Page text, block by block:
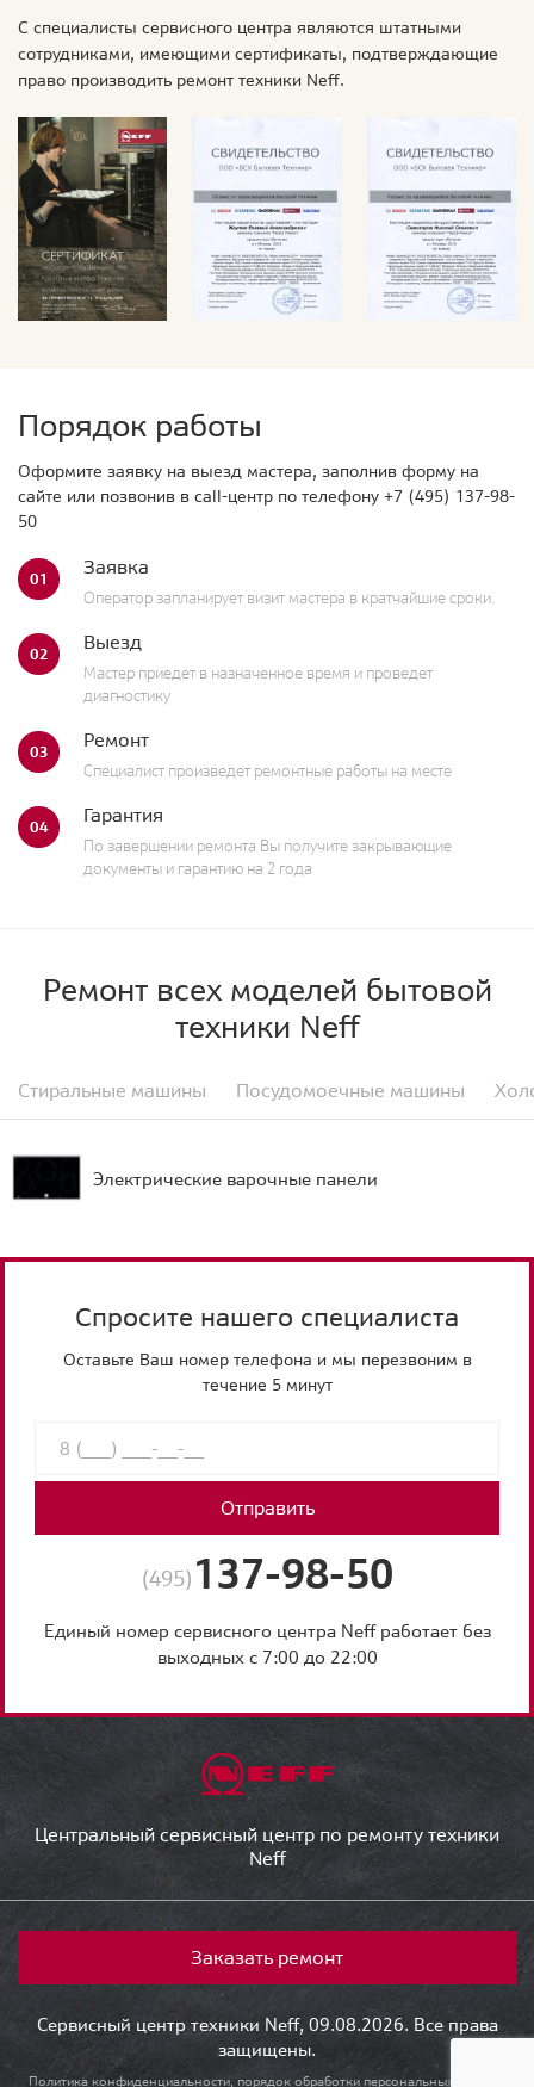
С специалисты сервисного центра являются штатными
сотрудниками, имеющими сертификаты, подтверждающие
право производить ремонт техники Neff.
Порядок работы
Оформите заявку на выезд мастера, заполнив форму на
сайте или позвонив в call-центр по телефону +7 (495) 137-98-
50
01 Заявка
Оператор запланирует визит мастера в кратчайшие сроки.
02 Выезд
Мастер приедет в назначенное время и проведет
диагностику
03 Ремонт
Специалист произведет ремонтные работы на месте
04 Гарантия
По завершении ремонта Вы получите закрывающие
документы и гарантию на 2 года
Ремонт всех моделей бытовой
техники Neff
Стиральные машины Посудомоечные машины
Электрические варочные панели
Спросите нашего специалиста
Оставьте Ваш номер телефона и мы перезвоним в
течение 5 минут
Отправить
(495) 137-98-50
Единый номер сервисного центра Neff работает без
выходных с 7:00 до 22:00
Центральный сервисный центр по ремонту техники
Neff
Заказать ремонт
Сервисный центр техники Neff, 09.08.2026. Все права
защищены.
Политика конфиденциальности, порядок обработки персональных данных